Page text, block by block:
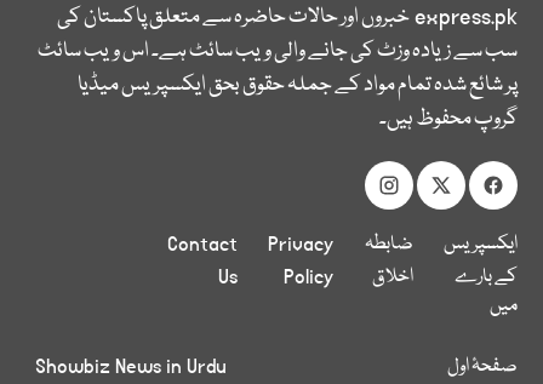
express.pkخبروں اور حالات حاضرہ سے متعلق پاکستان کی
سب سے زیادہ وزٹ کی جانے والی ویب سائٹ ہے۔ اس ویب سائٹ
پر شائع شدہ تمام مواد کے جملہ حقوق بحق ایکسپریس میڈیا
گروپ محفوظ ہیں۔
ایکسپریس
کے بارے
میں
ضابطہ
اخلاق
Privacy
Policy
Contact
Us
صفحۂ اول
Showbiz News in Urdu